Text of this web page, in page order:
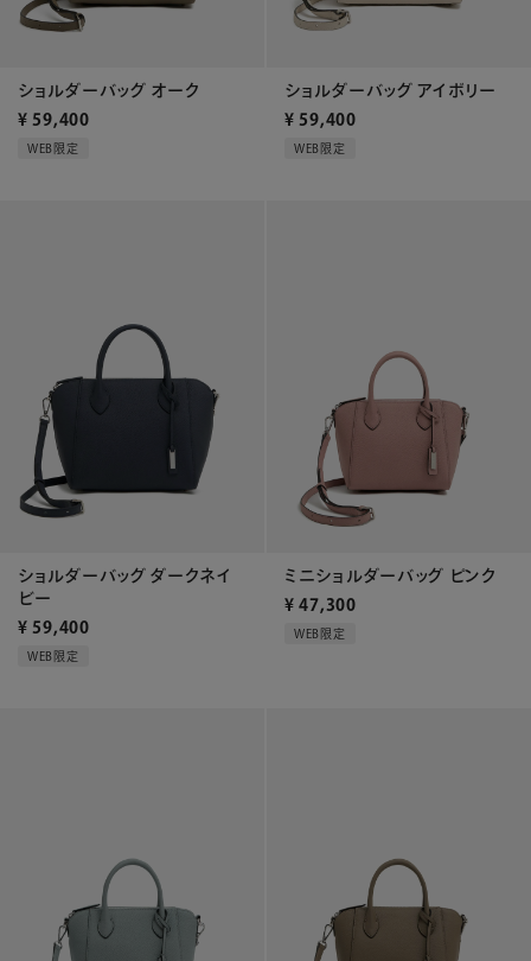
ショルダーバッグ オーク
¥ 59,400
WEB限定
ショルダーバッグ アイボリー
¥ 59,400
WEB限定
ショルダーバッグ ダークネイ
ビー
¥ 59,400
WEB限定
ミニショルダーバッグ ピンク
¥ 47,300
WEB限定